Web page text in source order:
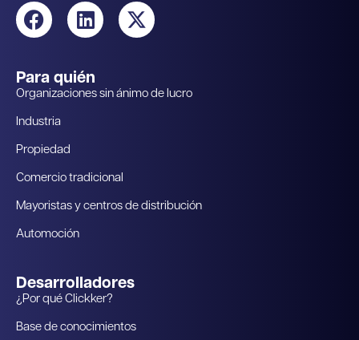
Para quién
Organizaciones sin ánimo de lucro
Industria
Propiedad
Comercio tradicional
Mayoristas y centros de distribución
Automoción
Desarrolladores
¿Por qué Clickker?
Base de conocimientos